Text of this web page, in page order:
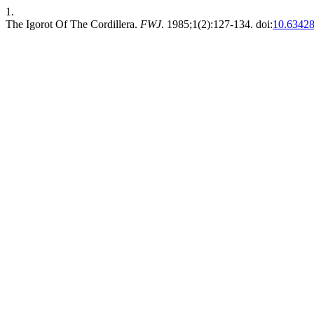
1.
The Igorot Of The Cordillera. FWJ. 1985;1(2):127-134. doi: